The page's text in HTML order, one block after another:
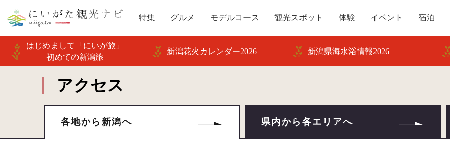
特集 グルメ モデルコース 観光スポット 体験 イベント 宿泊
はじめまして「にいが旅」
初めての新潟旅
新潟花火カレンダー2026 新潟県海水浴情報2026
アクセス
各地から新潟へ 県内から各エリアへ